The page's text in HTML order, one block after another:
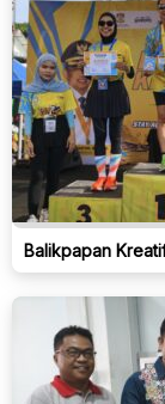
Balikpapan